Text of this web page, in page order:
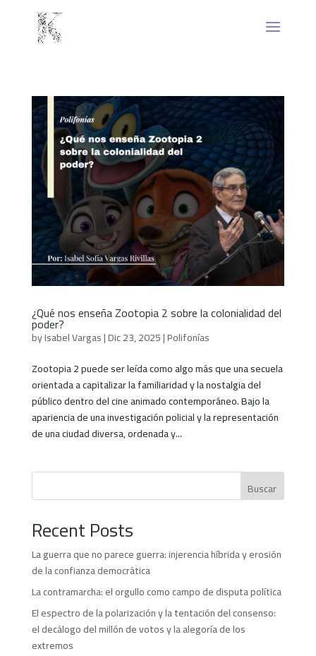
¿Qué nos enseña Zootopia 2 sobre la colonialidad del
poder?
byIsabel Vargas|Dic 23, 2025|Polifonías
Zootopia 2 puede ser leída como algo más que una secuela
orientada a capitalizar la familiaridad y la nostalgia del
público dentro del cine animado contemporáneo. Bajo la
apariencia de una investigación policial y la representación
de una ciudad diversa, ordenada y...
Buscar
Recent Posts
La guerra que no parece guerra: injerencia híbrida y erosión
de la confianza democrática
La contramarcha: el orgullo como campo de disputa política
El espectro de la polarización y la tentación del consenso:
el decálogo del millón de votos y la alegoría de los
extremos